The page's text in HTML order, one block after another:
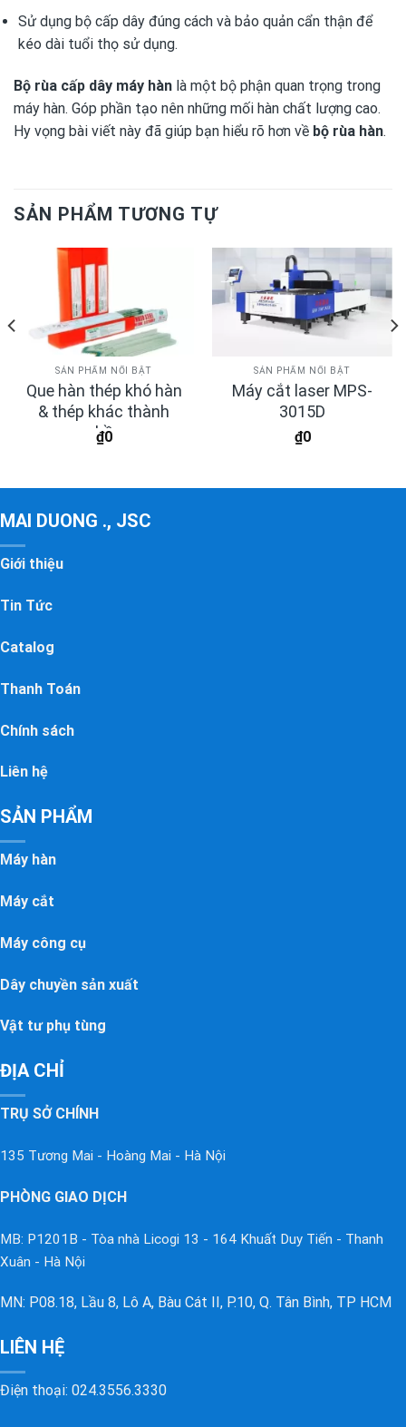
Sử dụng bộ cấp dây đúng cách và bảo quản cẩn thận để
kéo dài tuổi thọ sử dụng.
Bộ rùa cấp dây máy hàn là một bộ phận quan trọng trong
máy hàn. Góp phần tạo nên những mối hàn chất lượng cao.
Hy vọng bài viết này đã giúp bạn hiểu rõ hơn về bộ rùa hàn.
SẢN PHẨM TƯƠNG TỰ
SẢN PHẨM NỔI BẬT
Que hàn thép khó hàn
& thép khác thành
phần
₫0
SẢN PHẨM NỔI BẬT
Máy cắt laser MPS-
3015D
₫0
MAI DUONG ., JSC
Giới thiệu
Tin Tức
Catalog
Thanh Toán
Chính sách
Liên hệ
SẢN PHẨM
Máy hàn
Máy cắt
Máy công cụ
Dây chuyền sản xuất
Vật tư phụ tùng
ĐỊA CHỈ
TRỤ SỞ CHÍNH
135 Tương Mai - Hoàng Mai - Hà Nội
PHÒNG GIAO DỊCH
MB: P1201B - Tòa nhà Licogi 13 - 164 Khuất Duy Tiến - Thanh
Xuân - Hà Nội
MN: P08.18, Lầu 8, Lô A, Bàu Cát II, P.10, Q. Tân Bình, TP HCM
LIÊN HỆ
Điện thoại: 024.3556.3330